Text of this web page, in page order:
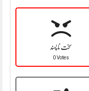
سخت نا پسند
0 Votes